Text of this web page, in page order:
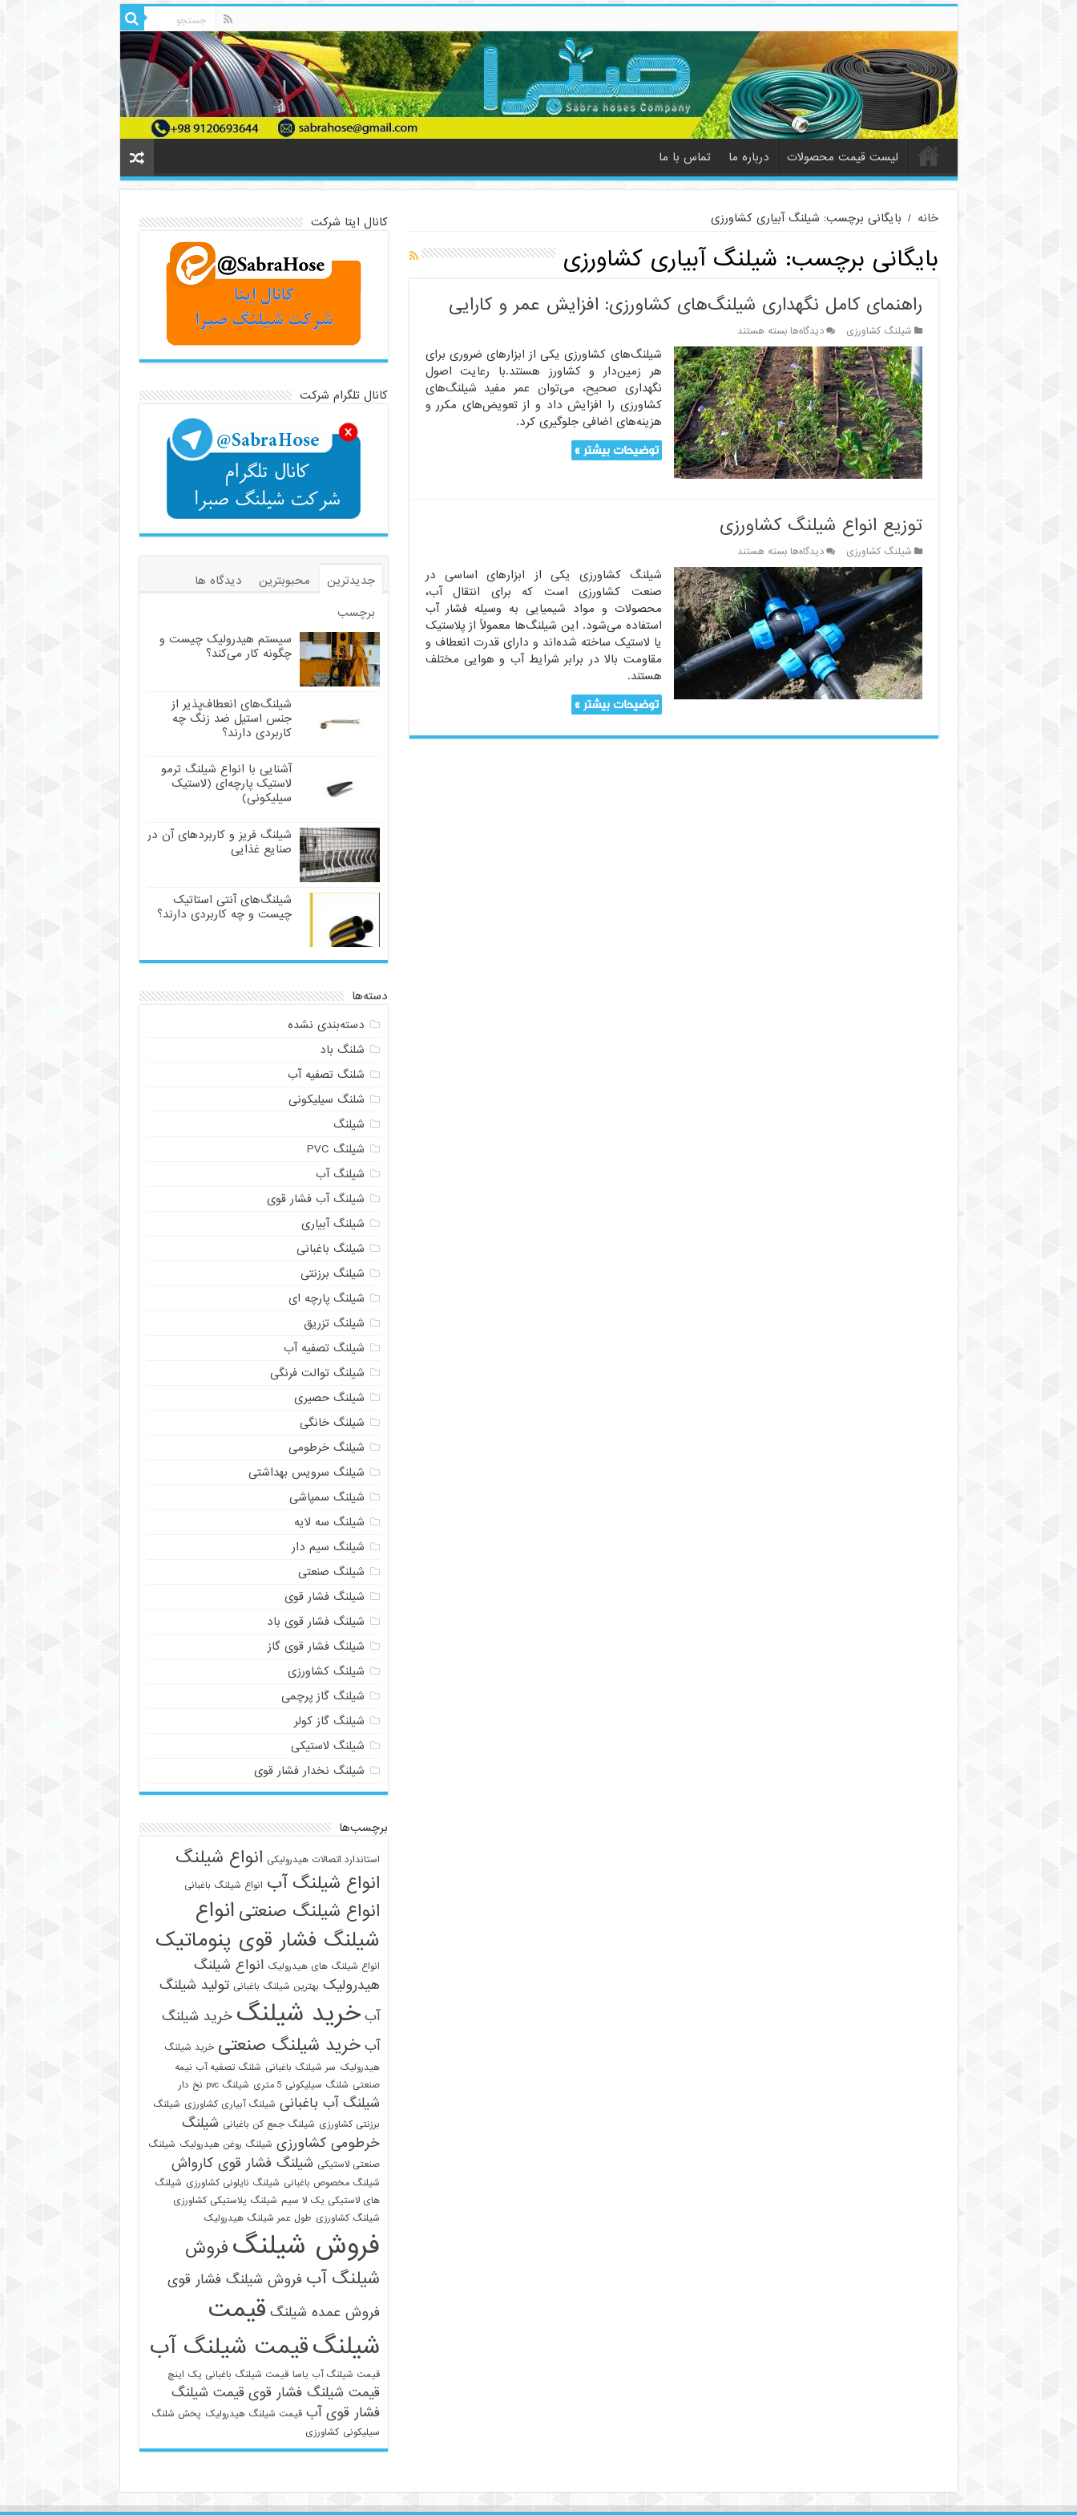
لیست قیمت محصولات درباره ما تماس با ما
خانه / بایگانی برچسب: شیلنگ آبیاری کشاورزی
بایگانی برچسب: شیلنگ آبیاری کشاورزی
راهنمای کامل نگهداری شیلنگ‌های کشاورزی: افزایش عمر و کارایی
شیلنگ کشاورزی دیدگاه‌هابرای
راهنمای
کامل
نگهداری
شیلنگ‌های
کشاورزی:
افزایش
عمر
و
کارایی
بسته هستند
شیلنگ‌های کشاورزی یکی از ابزارهای ضروری برای
هر زمین‌دار و کشاورز هستند.با رعایت اصول
نگهداری صحیح، می‌توان عمر مفید شیلنگ‌های
کشاورزی را افزایش داد و از تعویض‌های مکرر و
هزینه‌های اضافی جلوگیری کرد.
توضیحات بیشتر »
توزیع انواع شیلنگ کشاورزی
شیلنگ کشاورزی دیدگاه‌هابرای
توزیع
انواع
شیلنگ
کشاورزی
بسته هستند
شیلنگ کشاورزی یکی از ابزارهای اساسی در
صنعت کشاورزی است که برای انتقال آب،
محصولات و مواد شیمیایی به وسیله فشار آب
استفاده می‌شود. این شیلنگ‌ها معمولاً از پلاستیک
یا لاستیک ساخته شده‌اند و دارای قدرت انعطاف و
مقاومت بالا در برابر شرایط آب و هوایی مختلف
هستند.
توضیحات بیشتر »
کانال ایتا شرکت
کانال تلگرام شرکت
جدیدترین محبوبترین
دیدگاه ها
برچسب
سیستم هیدرولیک چیست و
چگونه کار می‌کند؟
شیلنگ‌های انعطاف‌پذیر از
جنس استیل ضد زنگ چه
کاربردی دارند؟
آشنایی با انواع شیلنگ ترمو
لاستیک پارچه‌ای (لاستیک
سیلیکونی)
شیلنگ فریز و کاربردهای آن در
صنایع غذایی
شیلنگ‌های آنتی استاتیک
چیست و چه کاربردی دارند؟
دسته‌ها
دسته‌بندی نشده
شلنگ باد
شلنگ تصفیه آب
شلنگ سیلیکونی
شیلنگ
شیلنگ PVC
شیلنگ آب
شیلنگ آب فشار قوی
شیلنگ آبیاری
شیلنگ باغبانی
شیلنگ برزنتی
شیلنگ پارچه ای
شیلنگ تزریق
شیلنگ تصفیه آب
شیلنگ توالت فرنگی
شیلنگ حصیری
شیلنگ خانگی
شیلنگ خرطومی
شیلنگ سرویس بهداشتی
شیلنگ سمپاشی
شیلنگ سه لایه
شیلنگ سیم دار
شیلنگ صنعتی
شیلنگ فشار قوی
شیلنگ فشار قوی باد
شیلنگ فشار قوی گاز
شیلنگ کشاورزی
شیلنگ گاز پرچمی
شیلنگ گاز کولر
شیلنگ لاستیکی
شیلنگ نخدار فشار قوی
برچسب‌ها
استاندارد اتصالات هیدرولیکی انواع شیلنگ
انواع شیلنگ آب انواع شیلنگ باغبانی
انواع شیلنگ صنعتی انواع
شیلنگ فشار قوی پنوماتیک
انواع شیلنگ های هیدرولیک انواع شیلنگ
هیدرولیک بهترین شیلنگ باغبانی تولید شیلنگ
آب خرید شیلنگ خرید شیلنگ
آب خرید شیلنگ صنعتی خرید شیلنگ
هیدرولیک سر شیلنگ باغبانی شلنگ تصفیه آب نیمه
صنعتی شلنگ سیلیکونی 5 متری شیلنگ pvc نخ دار
شیلنگ آب باغبانی شیلنگ آبیاری کشاورزی شیلنگ
برزنتی کشاورزی شیلنگ جمع کن باغبانی شیلنگ
خرطومی کشاورزی شیلنگ روغن هیدرولیک شیلنگ
صنعتی لاستیکی شیلنگ فشار قوی کارواش
شیلنگ مخصوص باغبانی شیلنگ نایلونی کشاورزی شیلنگ
های لاستیکی یک لا سیم شیلنگ پلاستیکی کشاورزی
شیلنگ کشاورزی طول عمر شیلنگ هیدرولیک
فروش شیلنگ فروش
شیلنگ آب فروش شیلنگ فشار قوی
فروش عمده شیلنگ قیمت
شیلنگقیمت شیلنگ آب
قیمت شیلنگ آب یاسا قیمت شیلنگ باغبانی یک اینچ
قیمت شیلنگ فشار قوی قیمت شیلنگ
فشار قوی آب قیمت شیلنگ هیدرولیک پخش شلنگ
سیلیکونی کشاورزی